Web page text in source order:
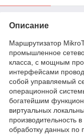
Описание
Маршрутизатор
промышленное
класса, с мощным
интерфейсами
собой управляемый
операционной
богатейшим
виртуальных
производительность
обработку данных по